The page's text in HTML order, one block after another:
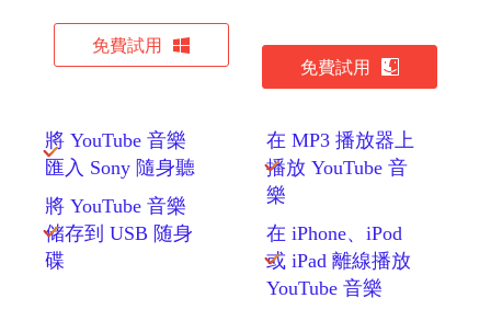
免費試用
免費試用
將 YouTube 音樂
匯入 Sony 隨身聽
將 YouTube 音樂
储存到 USB 随身
碟
在 MP3 播放器上
播放 YouTube 音
樂
在 iPhone、iPod
或 iPad 離線播放
YouTube 音樂